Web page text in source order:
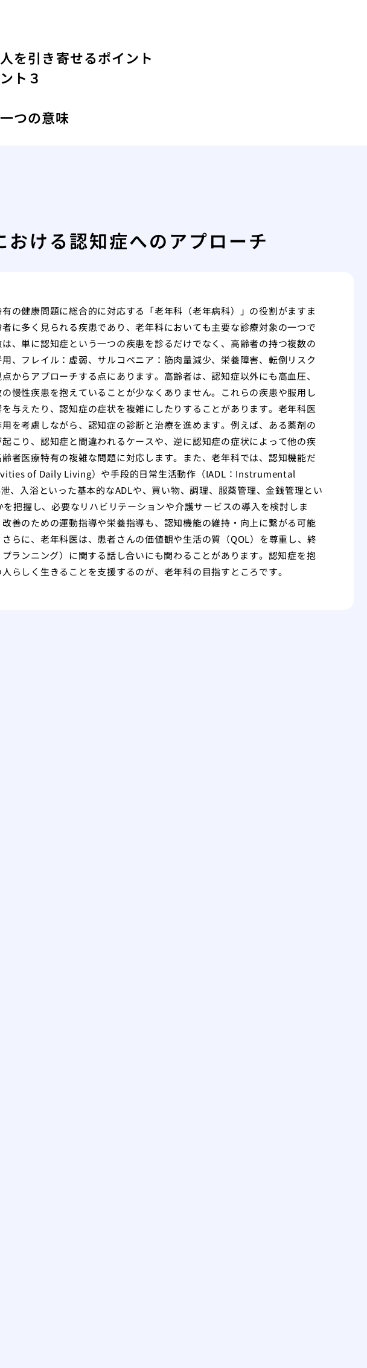
を引き寄せるポイント
ト３
つの意味
ける認知症へのアプローチ
の健康問題に総合的に対応する「老年科（老年病科）」の役割がますま
に多く見られる疾患であり、老年科においても主要な診療対象の一つで
、単に認知症という一つの疾患を診るだけでなく、高齢者の持つ複数の
、フレイル：虚弱、サルコペニア：筋肉量減少、栄養障害、転倒リスク
からアプローチする点にあります。高齢者は、認知症以外にも高血圧、
慢性疾患を抱えていることが少なくありません。これらの疾患や服用し
与えたり、認知症の症状を複雑にしたりすることがあります。老年科医
を考慮しながら、認知症の診断と治療を進めます。例えば、ある薬剤の
こり、認知症と間違われるケースや、逆に認知症の症状によって他の疾
者医療特有の複雑な問題に対応します。また、老年科では、認知機能だ
of Daily Living）や手段的日常生活動作（IADL：Instrumental
、入浴といった基本的なADLや、買い物、調理、服薬管理、金銭管理とい
把握し、必要なリハビリテーションや介護サービスの導入を検討しま
善のための運動指導や栄養指導も、認知機能の維持・向上に繋がる可能
らに、老年科医は、患者さんの価値観や生活の質（QOL）を尊重し、終
ランニング）に関する話し合いにも関わることがあります。認知症を抱
らしく生きることを支援するのが、老年科の目指すところです。